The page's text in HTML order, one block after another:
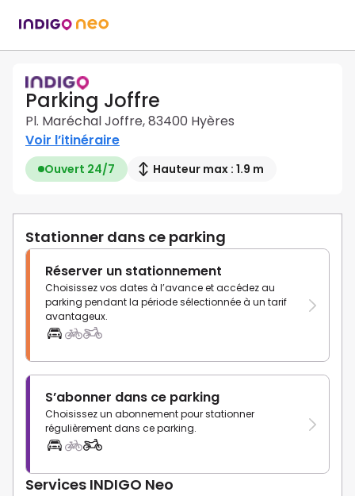
Parking Joffre
Pl. Maréchal Joffre, 83400 Hyères
Voir l’itinéraire
Ouvert 24/7 Hauteur max : 1.9 m
Stationner dans ce parking
Réserver un stationnement
Choisissez vos dates à l’avance et accédez au
parking pendant la période sélectionnée à un tarif
avantageux.
S’abonner dans ce parking
Choisissez un abonnement pour stationner
régulièrement dans ce parking.
Services INDIGO Neo